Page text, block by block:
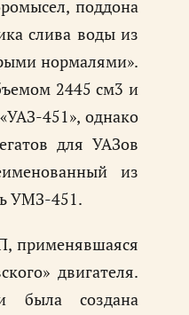
поддона
слива воды из
нормалями».
2445 см3 и
451», однако
для УАЗов
из
УМЗ-451.
применявшаяся
двигателя.
была создана